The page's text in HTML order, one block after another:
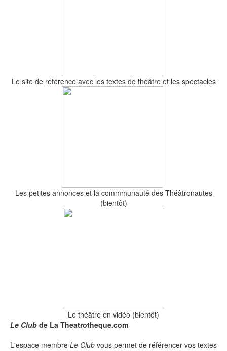
Le site de référence avec les textes de théâtre et les spectacles
Les petites annonces et la commmunauté des Théâtronautes
(bientôt)
Le théâtre en vidéo (bientôt)
Le Club de La Theatrotheque.com
L'espace membre Le Club vous permet de référencer vos textes